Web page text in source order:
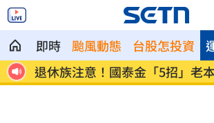
即時 颱風動態 台股怎投資
退休族注意！國泰金「5招」老